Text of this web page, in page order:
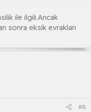
ile ilgili.Ancak
sonra eksik evrakları
#8